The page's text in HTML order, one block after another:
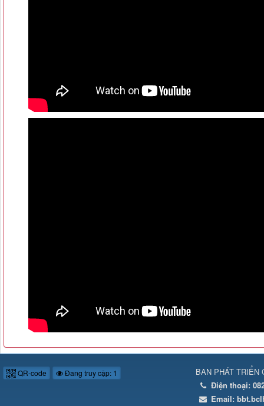
QR-code Đang truy cập: 1
BAN PHÁT TRIỂN
Điện thoại:
Email: